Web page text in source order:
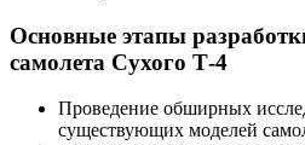
Основные этапы
самолета Сухого Т-4
Проведение обширных
существующих моделей